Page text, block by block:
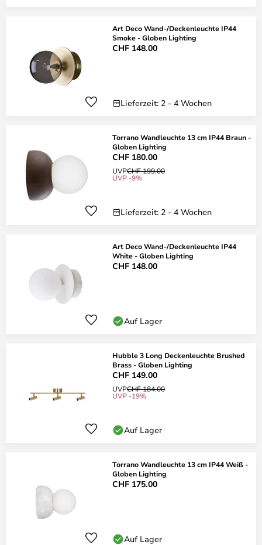
Art Deco Wand-/Deckenleuchte IP44
Smoke - Globen Lighting
CHF 148.00
Lieferzeit: 2 - 4 Wochen
Torrano Wandleuchte 13 cm IP44 Braun -
Globen Lighting
CHF 180.00
UVPCHF 199.00
UVP -9%
Lieferzeit: 2 - 4 Wochen
Art Deco Wand-/Deckenleuchte IP44
White - Globen Lighting
CHF 148.00
Auf Lager
Hubble 3 Long Deckenleuchte Brushed
Brass - Globen Lighting
CHF 149.00
UVPCHF 184.00
UVP -19%
Auf Lager
Torrano Wandleuchte 13 cm IP44 Weiß -
Globen Lighting
CHF 175.00
Auf Lager